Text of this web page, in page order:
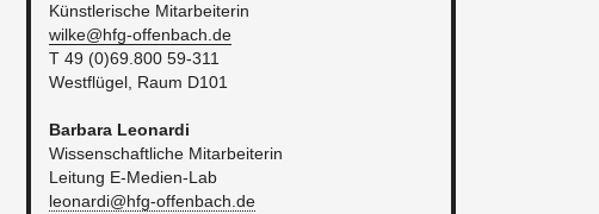
Künst­le­ri­sche Mit­ar­bei­te­rin
wilke@​hfg-​offenbach.​de
T 49 (0)69.800 59-311
West­flü­gel, Raum D101
Bar­ba­ra Leo­nar­di
Wis­sen­schaft­li­che Mit­ar­bei­te­rin
Lei­tung E-Me­di­en-Lab
leonardi@​hfg-​offenbach.​de